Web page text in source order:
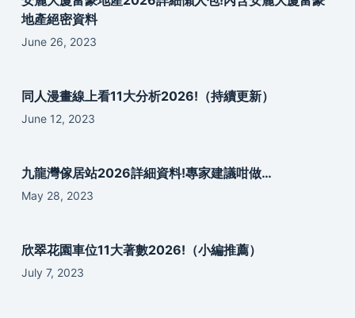
地產絕密資料
June 26, 2023
同人漫畫線上看11大分析2026!（持續更新）
June 12, 2023
九龍灣傢居站2026詳細資料!專家建議咁做…
May 28, 2023
欣翠花園車位11大著數2026!（小編推薦）
July 7, 2023